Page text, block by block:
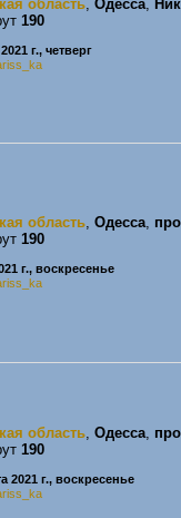
область, Одесса,
190
г., четверг
область, Одесса,
190
г., воскресенье
область, Одесса,
190
2021 г., воскресенье